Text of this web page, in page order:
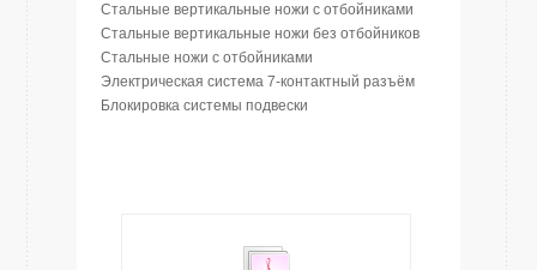
Стальные вертикальные ножи с отбойниками
Стальные вертикальные ножи без отбойников
Стальные ножи с отбойниками
Электрическая система 7-контактный разъём
Блокировка системы подвески